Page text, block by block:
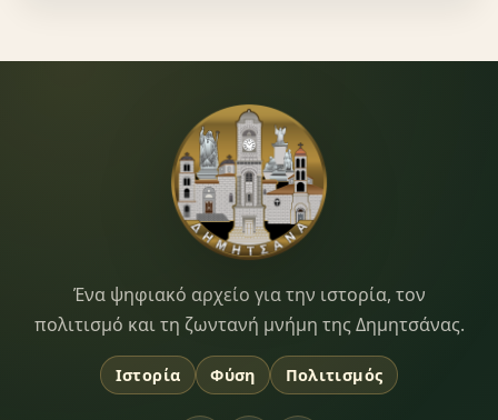
Dimitsana.gr
Ένα ψηφιακό αρχείο για την ιστορία, τον
πολιτισμό και τη ζωντανή μνήμη της Δημητσάνας.
Ιστορία Φύση Πολιτισμός